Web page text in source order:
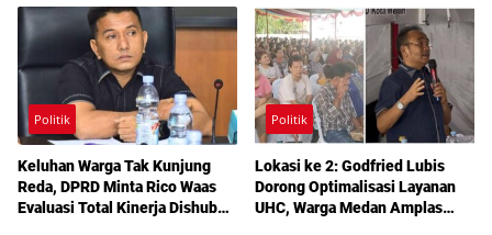
Politik
Keluhan Warga Tak Kunjung
Reda, DPRD Minta Rico Waas
Evaluasi Total Kinerja Dishub
Politik
Lokasi ke 2: Godfried Lubis
Dorong Optimalisasi Layanan
UHC, Warga Medan Amplas